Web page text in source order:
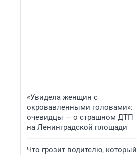
«Увидела женщин с
окровавленными головами»:
очевидцы — о страшном ДТП
на Ленинградской площади
Что грозит водителю, который